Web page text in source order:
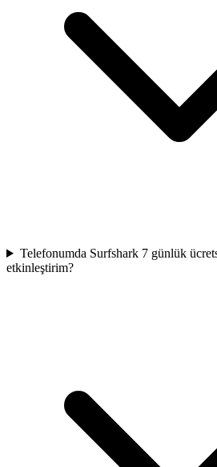
Telefonumda Surfshark 7 günlük
etkinleştirim?